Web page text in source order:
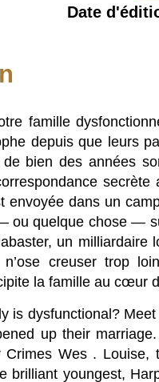
Date
famille
depuis que leurs
de bien des années
envoyée dans un
ou quelque chose —
un milliardaire
n’ose creuser trop
la famille au cœur
is dysfunctional?
up their
Crimes Wes .
brilliant youngest,